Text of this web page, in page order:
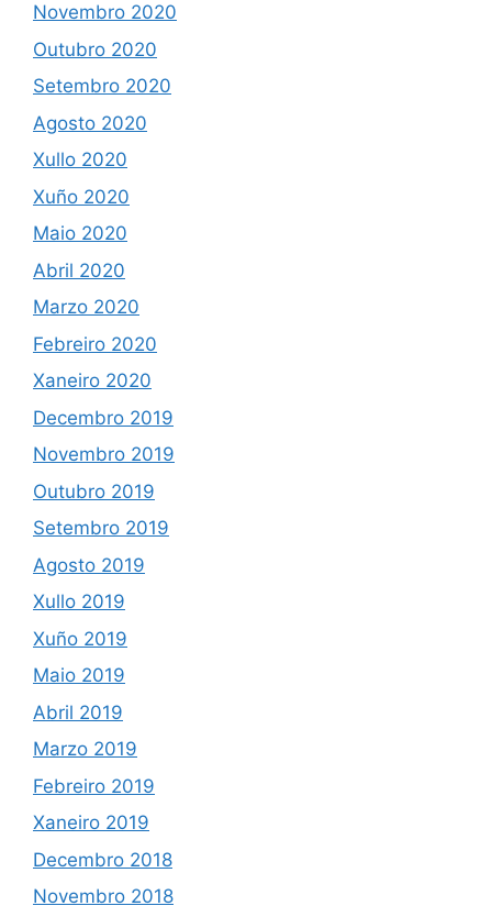
Novembro 2020
Outubro 2020
Setembro 2020
Agosto 2020
Xullo 2020
Xuño 2020
Maio 2020
Abril 2020
Marzo 2020
Febreiro 2020
Xaneiro 2020
Decembro 2019
Novembro 2019
Outubro 2019
Setembro 2019
Agosto 2019
Xullo 2019
Xuño 2019
Maio 2019
Abril 2019
Marzo 2019
Febreiro 2019
Xaneiro 2019
Decembro 2018
Novembro 2018